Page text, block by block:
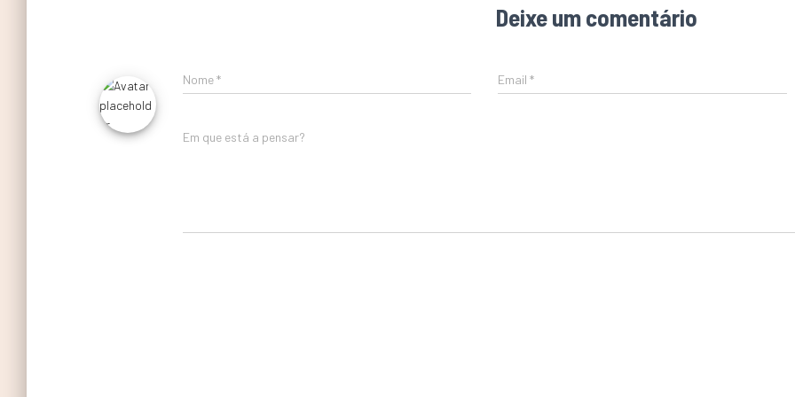
Deixe um comentário
Nome* Email*
Em que está a pensar?